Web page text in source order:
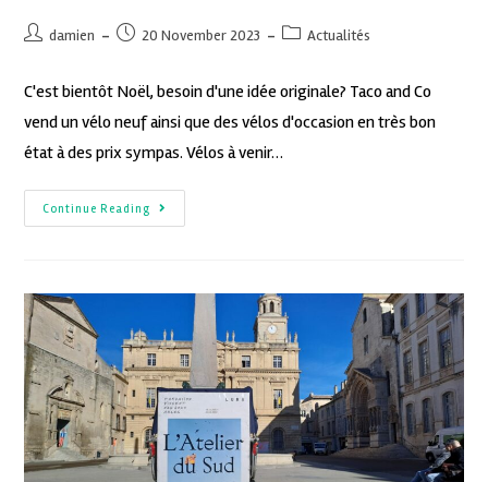
damien 20 November 2023 Actualités
C'est bientôt Noël, besoin d'une idée originale? Taco and Co
vend un vélo neuf ainsi que des vélos d'occasion en très bon
état à des prix sympas. Vélos à venir…
Continue Reading